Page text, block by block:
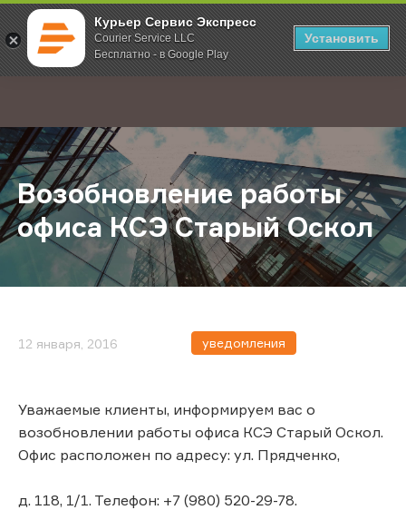
Курьер Сервис Экспресс
Courier Service LLC
Бесплатно - в Google Play
Установить
; Главная О компании Новости Возобновление работы офиса
Возобновление работы
офиса КСЭ Старый Оскол
12 января, 2016 уведомления
Уважаемые клиенты, информируем вас о
возобновлении работы офиса КСЭ Старый Оскол.
Офис расположен по адресу: ул. Прядченко,
д. 118, 1/1. Телефон: +7 (980) 520-29-78.